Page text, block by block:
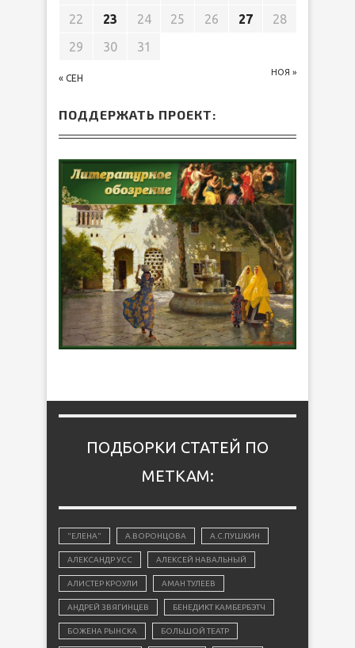
« СЕН
НОЯ »
22
23 24 25 26 27
28
29
30 31
ПОДДЕРЖАТЬ ПРОЕКТ:
ПОДБОРКИ СТАТЕЙ ПО
МЕТКАМ:
"ЕЛЕНА" А.ВОРОНЦОВА А.С.ПУШКИН
АЛЕКСАНДР УСС АЛЕКСЕЙ НАВАЛЬНЫЙ
АЛИСТЕР КРОУЛИ АМАН ТУЛЕЕВ
АНДРЕЙ ЗВЯГИНЦЕВ БЕНЕДИКТ КАМБЕРБЭТЧ
БОЖЕНА РЫНСКА БОЛЬШОЙ ТЕАТР